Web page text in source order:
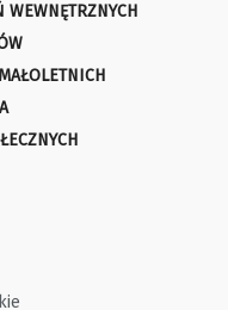
WEWNĘTRZNYCH